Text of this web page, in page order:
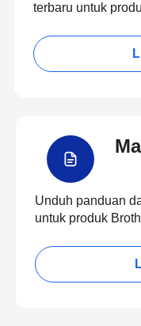
terbaru untuk
Unduh panduan
untuk produk